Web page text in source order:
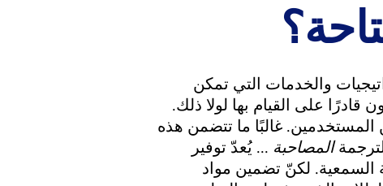
والخدمات التي تمكن
على القيام بها لولا ذلك.
المستخدمين. غالبًا ما تتضمن هذه
المصاحبة ... يُعدّ توفير
السمعية. لكنّ تضمين مواد